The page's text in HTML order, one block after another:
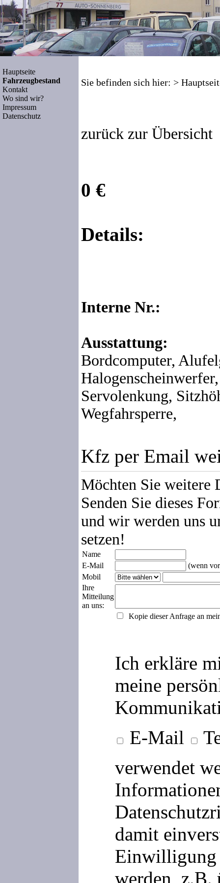
Hauptseite
Fahrzeugbestand
Kontakt
Wo sind wir?
Impressum
Datenschutz
Sie befinden sich hier: >
zurück zur Übersicht
0 €
Details:
Interne Nr.:
Ausstattung:
Bordcomputer,
Servolenkung,
Wegfahrsperre,
Kfz per Email
Möchten Sie weitere
Senden Sie dieses
und wir werden uns
setzen!
Name
E-Mail
(wenn
Mobil
Ihre
Mitteilung
an uns:
Kopie dieser Anfrage an
Ich erkläre
meine
E-Mail
verwendet
damit
Einwilligung
werden,